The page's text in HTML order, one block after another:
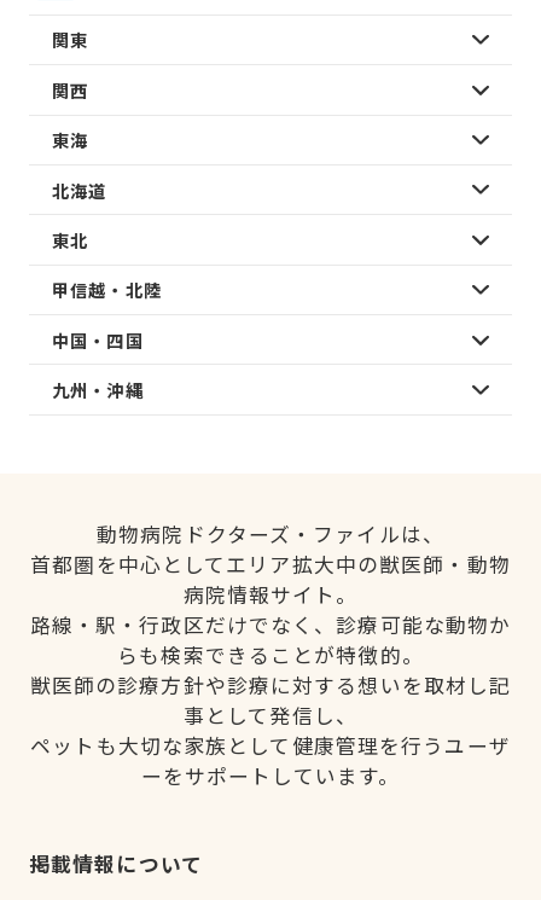
関東
関西
東海
北海道
東北
甲信越・北陸
中国・四国
九州・沖縄
動物病院ドクターズ・ファイルは、
首都圏を中心としてエリア拡大中の獣医師・動物
病院情報サイト。
路線・駅・行政区だけでなく、診療可能な動物か
らも検索できることが特徴的。
獣医師の診療方針や診療に対する想いを取材し記
事として発信し、
ペットも大切な家族として健康管理を行うユーザ
ーをサポートしています。
掲載情報について